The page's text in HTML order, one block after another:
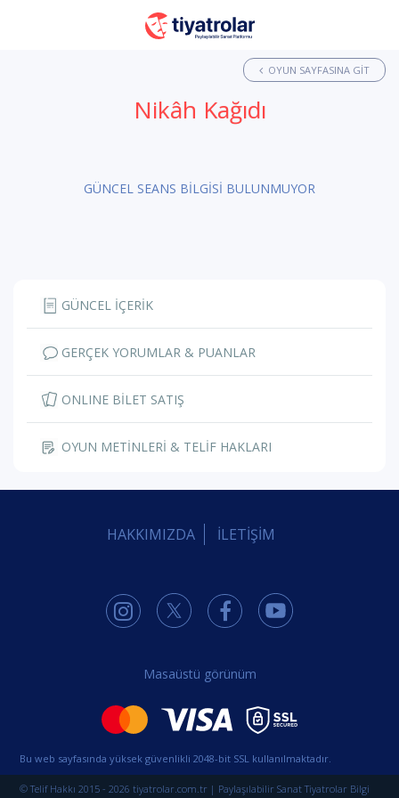
OYUN SAYFASINA GIT
Nikâh Kağıdı
GÜNCEL SEANS BİLGİSİ BULUNMUYOR
GÜNCEL İÇERİK
GERÇEK YORUMLAR & PUANLAR
ONLINE BİLET SATIŞ
OYUN METİNLERİ & TELİF HAKLARI
HAKKIMIZDA İLETİŞİM
Masaüstü görünüm
Bu web sayfasında yüksek güvenlikli 2048-bit SSL kullanılmaktadır.
© Telif Hakkı 2015 - 2026 tiyatrolar.com.tr | Paylaşılabilir Sanat Tiyatrolar Bilgi